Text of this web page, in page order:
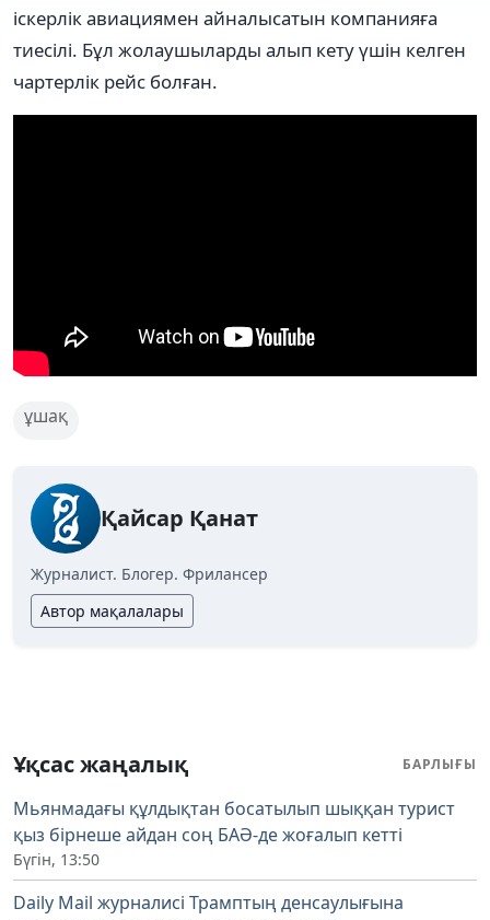
іскерлік авиациямен айналысатын компанияға
тиесілі. Бұл жолаушыларды алып кету үшін келген
чартерлік рейс болған.
ұшақ
Қайсар Қанат
Журналист. Блогер. Фрилансер
Автор мақалалары
Ұқсас жаңалық БАРЛЫҒЫ
Мьянмадағы құлдықтан босатылып шыққан турист
қыз бірнеше айдан соң БАӘ-де жоғалып кетті
Бүгін, 13:50
Daily Mail журналисі Трамптың денсаулығына